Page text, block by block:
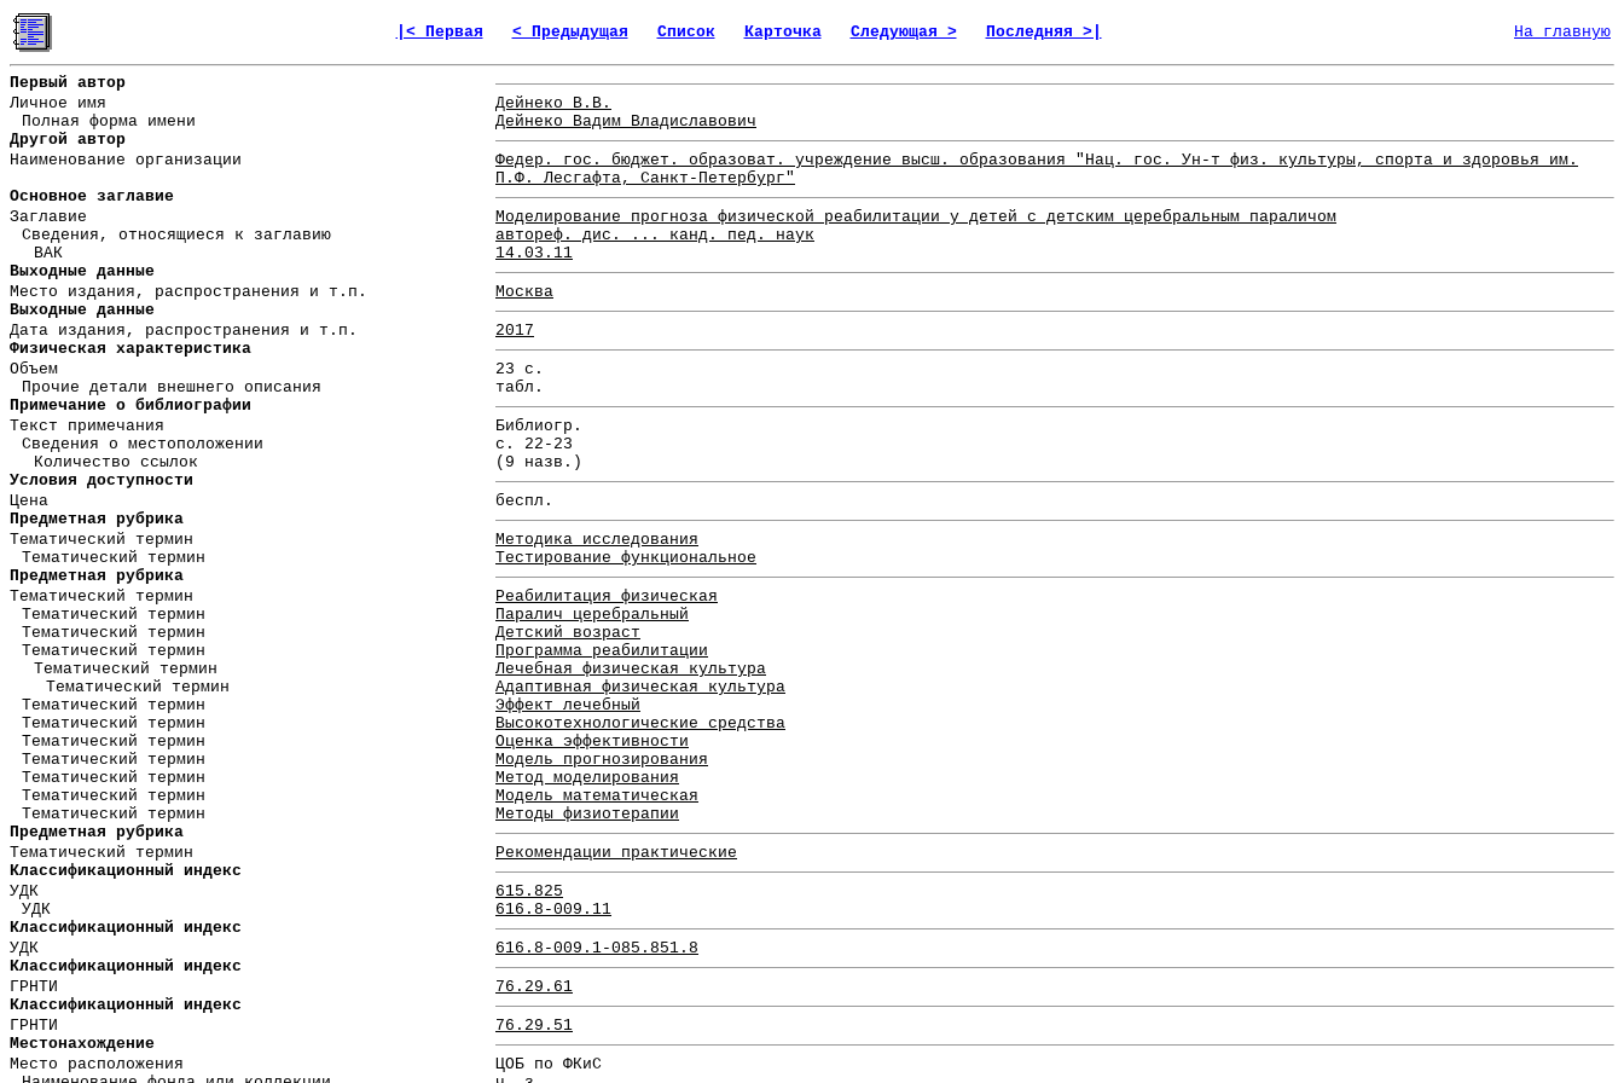
|< Первая < Предыдущая Список Карточка Следующая > Последняя >| На главную
Первый автор
Личное имя
Дейнеко В.В.
Полная форма имени
Дейнеко Вадим Владиславович
Другой автор
Наименование организации
Федер. гос. бюджет. образоват. учреждение высш. образования "Нац. гос. Ун-т физ. культуры, спорта и здоровья им.
П.Ф. Лесгафта, Санкт-Петербург"
Основное заглавие
Заглавие
Моделирование прогноза физической реабилитации у детей с детским церебральным параличом
Сведения, относящиеся к заглавию
автореф. дис. ... канд. пед. наук
ВАК
14.03.11
Выходные данные
Место издания, распространения и т.п.
Москва
Выходные данные
Дата издания, распространения и т.п.
2017
Физическая характеристика
Объем
23 с.
Прочие детали внешнего описания
табл.
Примечание о библиографии
Текст примечания
Библиогр.
Сведения о местоположении
с. 22-23
Количество ссылок
(9 назв.)
Условия доступности
Цена
беспл.
Предметная рубрика
Тематический термин
Методика исследования
Тематический термин
Тестирование функциональное
Предметная рубрика
Тематический термин
Реабилитация физическая
Тематический термин
Паралич церебральный
Тематический термин
Детский возраст
Тематический термин
Программа реабилитации
Тематический термин
Лечебная физическая культура
Тематический термин
Адаптивная физическая культура
Тематический термин
Эффект лечебный
Тематический термин
Высокотехнологические средства
Тематический термин
Оценка эффективности
Тематический термин
Модель прогнозирования
Тематический термин
Метод моделирования
Тематический термин
Модель математическая
Тематический термин
Методы физиотерапии
Предметная рубрика
Тематический термин
Рекомендации практические
Классификационный индекс
УДК
615.825
УДК
616.8-009.11
Классификационный индекс
УДК
616.8-009.1-085.851.8
Классификационный индекс
ГРНТИ
76.29.61
Классификационный индекс
ГРНТИ
76.29.51
Местонахождение
Место расположения
ЦОБ по ФКиС